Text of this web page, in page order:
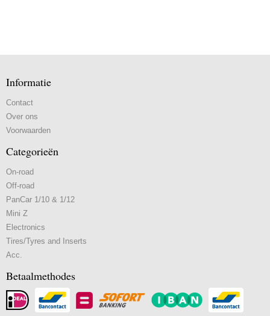
Informatie
Contact
Over ons
Voorwaarden
Categorieën
On-road
Off-road
PanCar 1/10 & 1/12
Mini Z
Electronics
Tires/Tyres and Inserts
Acc.
Betaalmethodes